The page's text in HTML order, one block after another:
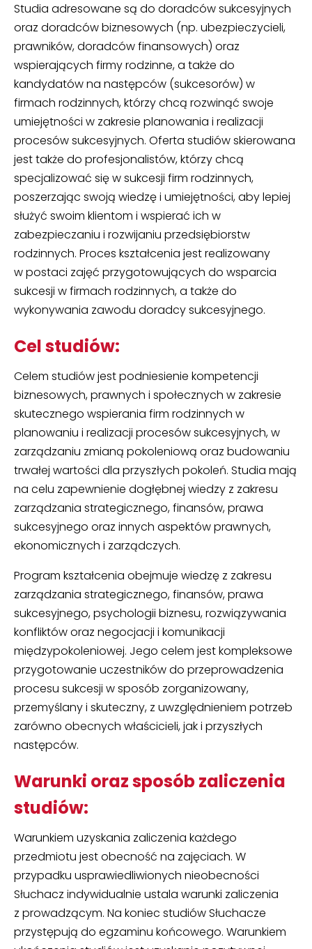
Studia adresowane są do doradców sukcesyjnych
oraz doradców biznesowych (np. ubezpieczycieli,
prawników, doradców finansowych) oraz
wspierających firmy rodzinne, a także do
kandydatów na następców (sukcesorów) w
firmach rodzinnych, którzy chcą rozwinąć swoje
umiejętności w zakresie planowania i realizacji
procesów sukcesyjnych. Oferta studiów skierowana
jest także do profesjonalistów, którzy chcą
specjalizować się w sukcesji firm rodzinnych,
poszerzając swoją wiedzę i umiejętności, aby lepiej
służyć swoim klientom i wspierać ich w
zabezpieczaniu i rozwijaniu przedsiębiorstw
rodzinnych. Proces kształcenia jest realizowany
w postaci zajęć przygotowujących do wsparcia
sukcesji w firmach rodzinnych, a także do
wykonywania zawodu doradcy sukcesyjnego.
Cel studiów:
Celem studiów jest podniesienie kompetencji
biznesowych, prawnych i społecznych w zakresie
skutecznego wspierania firm rodzinnych w
planowaniu i realizacji procesów sukcesyjnych, w
zarządzaniu zmianą pokoleniową oraz budowaniu
trwałej wartości dla przyszłych pokoleń. Studia mają
na celu zapewnienie dogłębnej wiedzy z zakresu
zarządzania strategicznego, finansów, prawa
sukcesyjnego oraz innych aspektów prawnych,
ekonomicznych i zarządczych.
Program kształcenia obejmuje wiedzę z zakresu
zarządzania strategicznego, finansów, prawa
sukcesyjnego, psychologii biznesu, rozwiązywania
konfliktów oraz negocjacji i komunikacji
międzypokoleniowej. Jego celem jest kompleksowe
przygotowanie uczestników do przeprowadzenia
procesu sukcesji w sposób zorganizowany,
przemyślany i skuteczny, z uwzględnieniem potrzeb
zarówno obecnych właścicieli, jak i przyszłych
następców.
Warunki oraz sposób zaliczenia
studiów:
Warunkiem uzyskania zaliczenia każdego
przedmiotu jest obecność na zajęciach. W
przypadku usprawiedliwionych nieobecności
Słuchacz indywidualnie ustala warunki zaliczenia
z prowadzącym. Na koniec studiów Słuchacze
przystępują do egzaminu końcowego. Warunkiem